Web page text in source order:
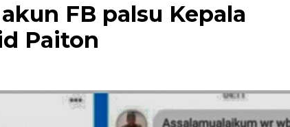
FB palsu Kepala
Paiton